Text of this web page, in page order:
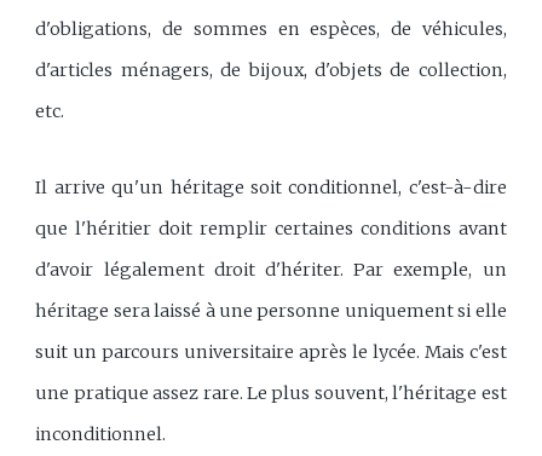
d'obligations, de sommes en espèces, de véhicules,
d'articles ménagers, de bijoux, d'objets de collection,
etc.
Il arrive qu'un héritage soit conditionnel, c'est-à-dire
que l'héritier doit remplir certaines conditions avant
d'avoir légalement droit d'hériter. Par exemple, un
héritage sera laissé à une personne uniquement si elle
suit un parcours universitaire après le lycée. Mais c'est
une pratique assez rare. Le plus souvent, l'héritage est
inconditionnel.